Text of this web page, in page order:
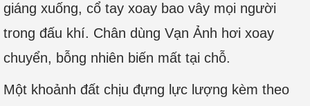
giáng xuống, cổ tay xoay bao vây mọi người
trong đấu khí. Chân dùng Vạn Ảnh hơi xoay
chuyển, bỗng nhiên biến mất tại chỗ.
Một khoảnh đất chịu đựng lực lượng kèm theo